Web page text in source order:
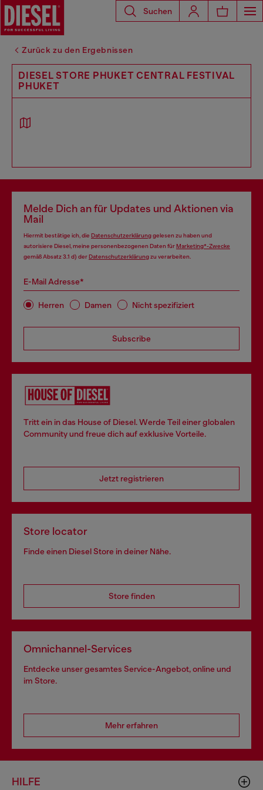
Suchen
Zurück zu den Ergebnissen
DIESEL STORE PHUKET CENTRAL FESTIVAL
PHUKET
Melde Dich an für Updates und Aktionen via
Mail
Hiermit bestätige ich, die Datenschutzerklärunggelesen zu haben und
autorisiere Diesel, meine personenbezogenen Daten fürMarketing*-Zwecke
gemäß Absatz 3.1 d) derDatenschutzerklärungzu verarbeiten.
E-Mail Adresse*
Herren Damen Nicht spezifiziert
Subscribe
Tritt ein in das House of Diesel. Werde Teil einer globalen
Community und freue dich auf exklusive Vorteile.
Jetzt registrieren
Store locator
Finde einen Diesel Store in deiner Nähe.
Store finden
Omnichannel-Services
Entdecke unser gesamtes Service-Angebot, online und
im Store.
Mehr erfahren
HILFE